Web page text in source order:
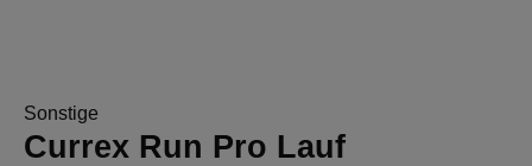
Sonstige
Currex Run Pro Lauf